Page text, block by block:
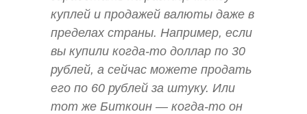
куплей и продажей валюты даже в
пределах страны. Например, если
вы купили когда-то доллар по 30
рублей, а сейчас можете продать
его по 60 рублей за штуку. Или
тот же Биткоин — когда-то он